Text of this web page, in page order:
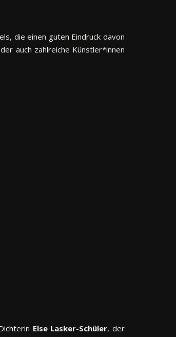
die einen guten Eindruck davon
auch zahlreiche Künstler*innen
Else Lasker-Schüler, der